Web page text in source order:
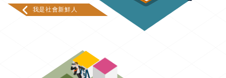
我是社會新鮮人